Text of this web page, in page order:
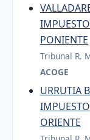
PONIENTE
Tribunal R.
ACOGE
URRUTIA
ORIENTE